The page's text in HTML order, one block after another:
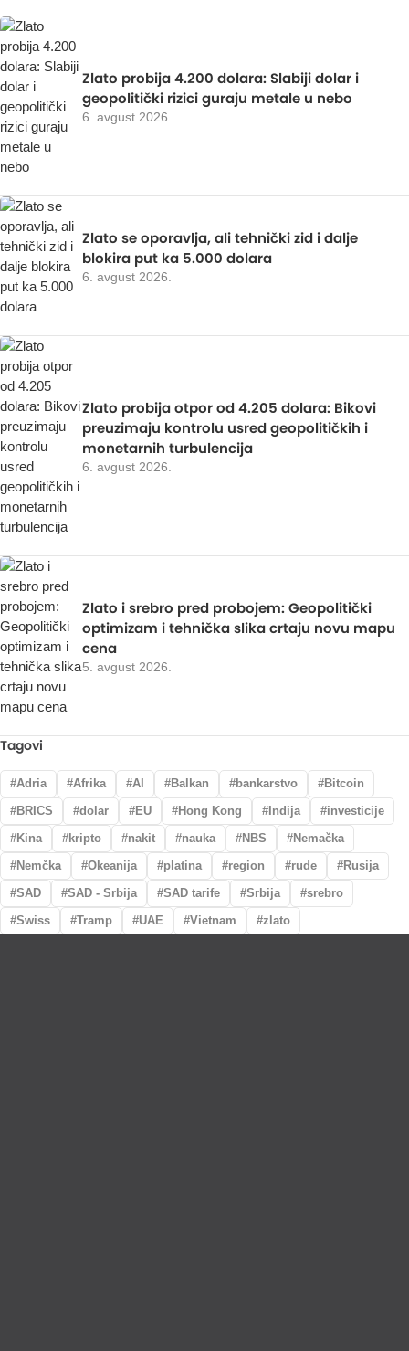
Zlato probija 4.200 dolara: Slabiji dolar i
geopolitički rizici guraju metale u nebo
6. avgust 2026.
Zlato se oporavlja, ali tehnički zid i dalje
blokira put ka 5.000 dolara
6. avgust 2026.
Zlato probija otpor od 4.205 dolara: Bikovi
preuzimaju kontrolu usred geopolitičkih i
monetarnih turbulencija
6. avgust 2026.
Zlato i srebro pred probojem: Geopolitički
optimizam i tehnička slika crtaju novu mapu
cena
5. avgust 2026.
Tagovi
Adria Afrika AI Balkan bankarstvo
Bitcoin
BRICS
dolar EU Hong Kong Indija
investicije
Kina
kripto nakit nauka NBS
Nemačka
Nemčka
Okeanija platina region rude
Rusija
SAD
SAD - Srbija SAD tarife Srbija
srebro
Swiss
Tramp UAE Vietnam zlato